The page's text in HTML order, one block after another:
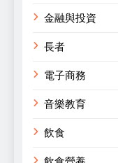
金融與投資
長者
電子商務
音樂教育
飲食